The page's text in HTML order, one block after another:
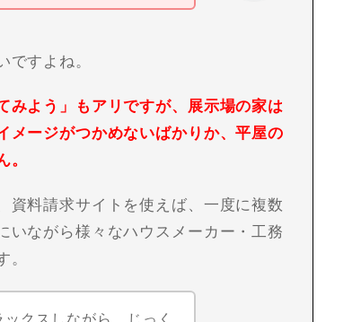
ですよね。
みよう」もアリですが、展示場の家は
メージがつかめないばかりか、平屋の
。
資料請求サイトを使えば、一度に複数
いながら様々なハウスメーカー・工務
。